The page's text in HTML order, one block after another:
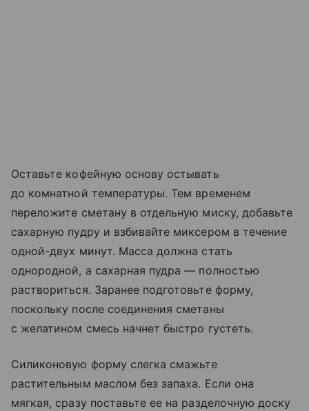
Оставьте кофейную основу остывать
до комнатной температуры. Тем временем
переложите сметану в отдельную миску, добавьте
сахарную пудру и взбивайте миксером в течение
одной-двух минут. Масса должна стать
однородной, а сахарная пудра — полностью
раствориться. Заранее подготовьте форму,
поскольку после соединения сметаны
с желатином смесь начнет быстро густеть.
Силиконовую форму слегка смажьте
растительным маслом без запаха. Если она
мягкая, сразу поставьте ее на разделочную доску